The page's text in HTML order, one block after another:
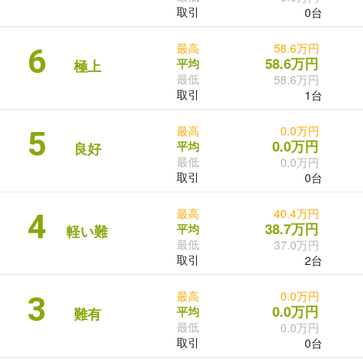
取引
0台
6 極上
最高
平均
最低
取引
58.6万円
58.6万円
58.6万円
1台
5 良好
最高
平均
最低
取引
0.0万円
0.0万円
0.0万円
0台
4 軽い難
最高
平均
最低
取引
40.4万円
38.7万円
37.0万円
2台
3 難有
最高
平均
最低
取引
0.0万円
0.0万円
0.0万円
0台